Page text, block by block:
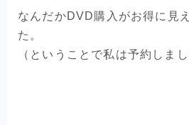
なんだかDVD購入がお得に見
た。
（ということで私は予約しまし